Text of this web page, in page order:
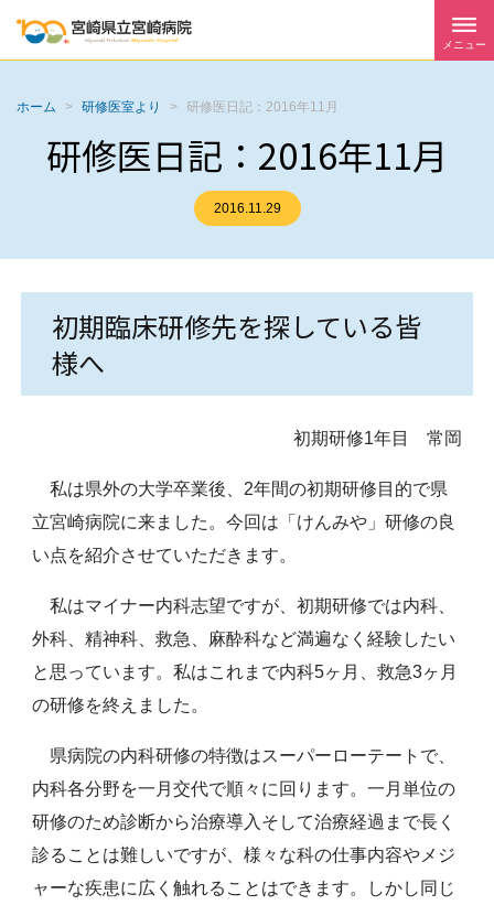
メニュー
ホーム > 研修医室より > 研修医日記：2016年11月
研修医日記：2016年11月
2016.11.29
初期臨床研修先を探している皆
様へ
初期研修1年目 常岡
私は県外の大学卒業後、2年間の初期研修目的で県
立宮崎病院に来ました。今回は「けんみや」研修の良
い点を紹介させていただきます。
私はマイナー内科志望ですが、初期研修では内科、
外科、精神科、救急、麻酔科など満遍なく経験したい
と思っています。私はこれまで内科5ヶ月、救急3ヶ月
の研修を終えました。
県病院の内科研修の特徴はスーパーローテートで、
内科各分野を一月交代で順々に回ります。一月単位の
研修のため診断から治療導入そして治療経過まで長く
診ることは難しいですが、様々な科の仕事内容やメジ
ャーな疾患に広く触れることはできます。しかし同じ